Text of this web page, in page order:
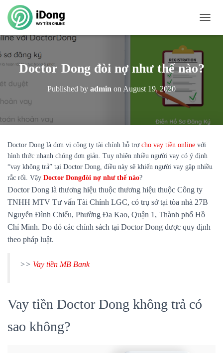
O
G
I
O
N
Doctor Dong đòi nợ như thế nào?
Published by admin on August 19, 2020
Doctor Dong là đơn vị công ty tài chính hỗ trợ cho vay tiền online với
hình thức nhanh chóng đơn giản. Tuy nhiên nhiều người vay có ý định
“vay không trả” tại Doctor Dong, điều này sẽ khiến người vay gặp nhiều
rắc rối. Vậy Doctor Dongđòi nợ như thế nào?
Doctor Dong là thương hiệu thuộc thương hiệu thuộc Công ty
TNHH MTV Tư vấn Tài Chính LGC, có trụ sở tại tòa nhà 27B
Nguyễn Đình Chiểu, Phường Đa Kao, Quận 1, Thành phố Hồ
Chí Minh. Do đó các chính sách tại Doctor Dong được quy định
theo pháp luật.
>> Vay tiền MB Bank
Vay tiền Doctor Dong không trả có
sao không?